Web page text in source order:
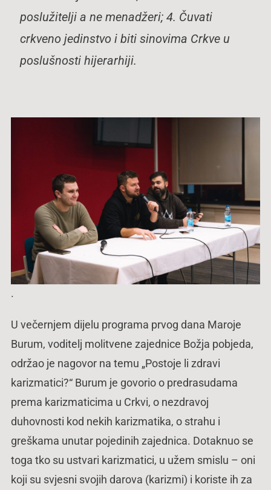
poslužitelji a ne menadžeri; 4. Čuvati
crkveno jedinstvo i biti sinovima Crkve u
poslušnosti hijerarhiji.
.
U večernjem dijelu programa prvog dana Maroje
Burum, voditelj molitvene zajednice Božja pobjeda,
održao je nagovor na temu „Postoje li zdravi
karizmatici?“ Burum je govorio o predrasudama
prema karizmaticima u Crkvi, o nezdravoj
duhovnosti kod nekih karizmatika, o strahu i
greškama unutar pojedinih zajednica. Dotaknuo se
toga tko su ustvari karizmatici, u užem smislu – oni
koji su svjesni svojih darova (karizmi) i koriste ih za